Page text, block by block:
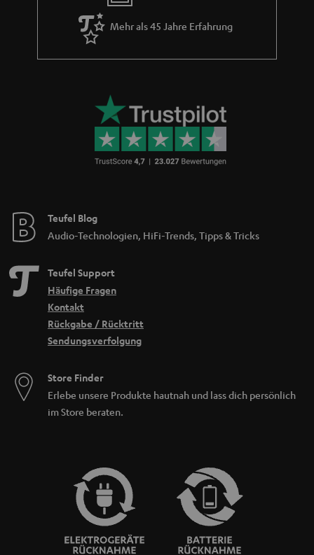
e
Mehr als 45 Jahre Erfahrung
Teufel Blog
Audio-Technologien, HiFi-Trends, Tipps & Tricks
Teufel Support
Häufige Fragen
Kontakt
Rückgabe / Rücktritt
Sendungsverfolgung
Store Finder
Erlebe unsere Produkte hautnah und lass dich persönlich
im Store beraten.